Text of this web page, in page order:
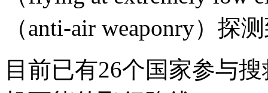
（anti-air weaponry）探
目前已有26个国家参与